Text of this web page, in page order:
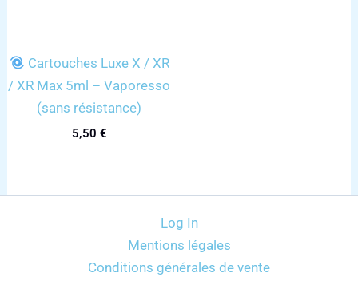
Cartouches Luxe X / XR
/ XR Max 5ml – Vaporesso
(sans résistance)
5,50 €
Log In
Mentions légales
Conditions générales de vente